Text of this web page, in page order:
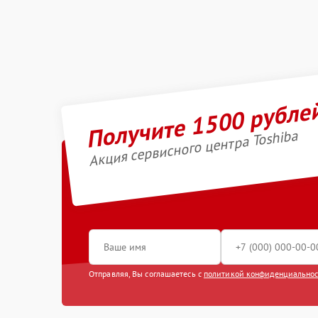
Получите 1500
Акция сервисного центра Toshiba
Отправляя, Вы соглашаетесь с политикой